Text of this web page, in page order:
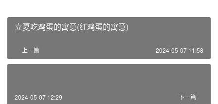
立夏吃鸡蛋的寓意(红鸡蛋的寓意)
上一篇 2024-05-07 11:58
下一篇
2024-05-07 12:29